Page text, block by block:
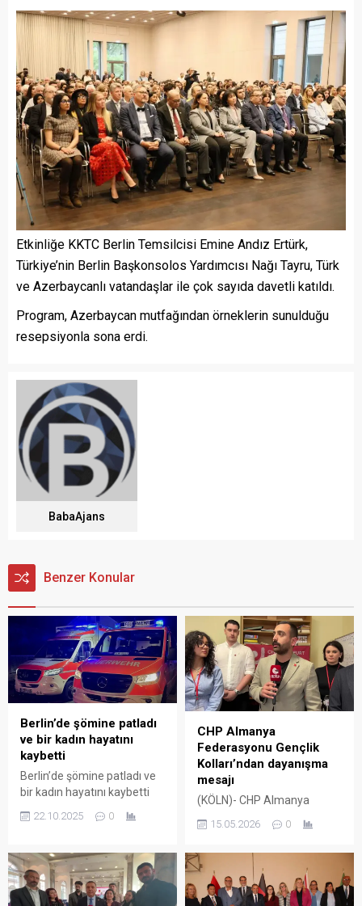
Etkinliğe KKTC Berlin Temsilcisi Emine Andız Ertürk,
Türkiye’nin Berlin Başkonsolos Yardımcısı Nağı Tayru, Türk
ve Azerbaycanlı vatandaşlar ile çok sayıda davetli katıldı.
Program, Azerbaycan mutfağından örneklerin sunulduğu
resepsiyonla sona erdi.
BabaAjans
Benzer Konular
Berlin’de şömine patladı
ve bir kadın hayatını
kaybetti
Berlin’de şömine patladı ve
bir kadın hayatını kaybetti
Berlin’in Neukölln ilçesine
bağlı Buckow semtinde bir
patlamada bir kadın
yaşamını yitirdi, sekiz kişi
yaralandı. Berlin
22.10.2025 0
CHP Almanya
Federasyonu Gençlik
Kolları’ndan dayanışma
mesajı
(KÖLN)- CHP Almanya
temsilcileri ile CHP İstanbul İl
Erdem Kara, Köln’de
düzenlenen etkinlikte bir
araya gelerek Türkiye’deki
15.05.2026 0